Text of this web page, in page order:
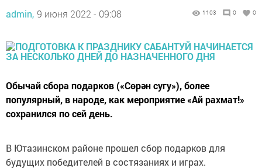
admin, 9 июня 2022 - 09:08 1103 0 0
Обычай сбора подарков («Сөрән сугу»), более
популярный, в народе, как мероприятие «Ай рахмат!»
сохранился по сей день.
В Ютазинском районе прошел сбор подарков для
будущих победителей в состязаниях и играх.